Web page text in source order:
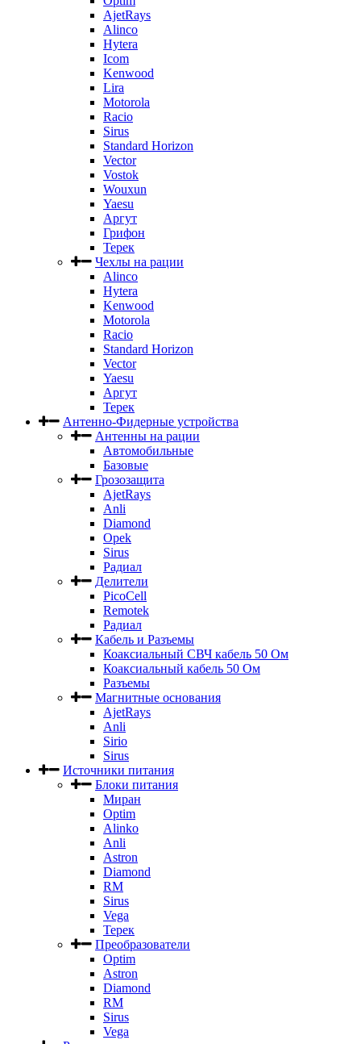
AjetRays
Alinco
Hytera
Icom
Kenwood
Lira
Motorola
Racio
Sirus
Standard Horizon
Vector
Vostok
Wouxun
Yaesu
Аргут
Грифон
Терек
Чехлы на рации
Alinco
Hytera
Kenwood
Motorola
Racio
Standard Horizon
Vector
Yaesu
Аргут
Терек
Антенно-Фидерные устройства
Антенны на рации
Автомобильные
Базовые
Грозозащита
AjetRays
Anli
Diamond
Opek
Sirus
Радиал
Делители
PicoCell
Remotek
Радиал
Кабель и Разъемы
Коаксиальный СВЧ кабель 50 Ом
Коаксиальный кабель 50 Ом
Разъемы
Магнитные основания
AjetRays
Anli
Sirio
Sirus
Источники питания
Блоки питания
Миран
Optim
Alinko
Anli
Astron
Diamond
RM
Sirus
Vega
Терек
Преобразователи
Optim
Astron
Diamond
RM
Sirus
Vega